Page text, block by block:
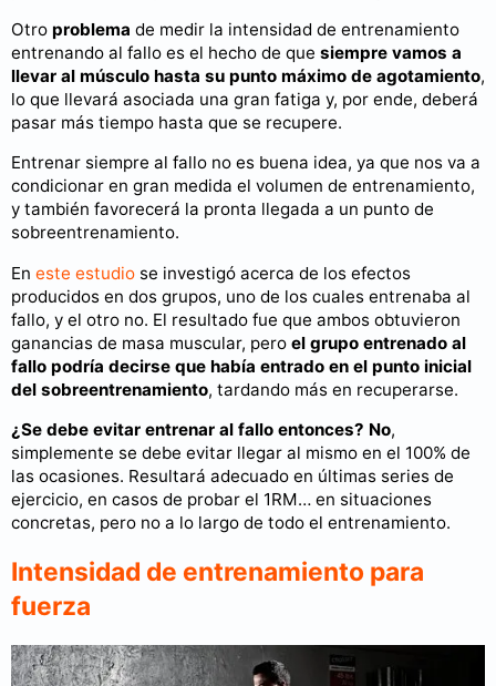
Otro problema de medir la intensidad de entrenamiento
entrenando al fallo es el hecho de que siempre vamos a
llevar al músculo hasta su punto máximo de agotamiento,
lo que llevará asociada una gran fatiga y, por ende, deberá
pasar más tiempo hasta que se recupere.
Entrenar siempre al fallo no es buena idea, ya que nos va a
condicionar en gran medida el volumen de entrenamiento,
y también favorecerá la pronta llegada a un punto de
sobreentrenamiento.
En este estudio se investigó acerca de los efectos
producidos en dos grupos, uno de los cuales entrenaba al
fallo, y el otro no. El resultado fue que ambos obtuvieron
ganancias de masa muscular, pero el grupo entrenado al
fallo podría decirse que había entrado en el punto inicial
del sobreentrenamiento, tardando más en recuperarse.
¿Se debe evitar entrenar al fallo entonces? No,
simplemente se debe evitar llegar al mismo en el 100% de
las ocasiones. Resultará adecuado en últimas series de
ejercicio, en casos de probar el 1RM… en situaciones
concretas, pero no a lo largo de todo el entrenamiento.
Intensidad de entrenamiento para
fuerza